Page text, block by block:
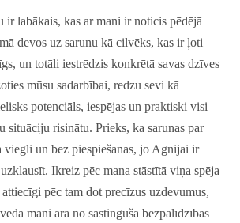
labākais, kas ar mani ir noticis pēdējā
devos uz sarunu kā cilvēks, kas ir ļoti
un totāli iestrēdzis konkrētā savas dzīves
mūsu sadarbībai, redzu sevi kā
potenciāls, iespējas un praktiski visi
situāciju risinātu. Prieks, ka sarunas par
viegli un bez piespiešanās, jo Agnijai ir
Ikreiz pēc mana stāstītā viņa spēja
pēc tam dot precīzus uzdevumus,
mani ārā no sastingušā bezpalīdzības